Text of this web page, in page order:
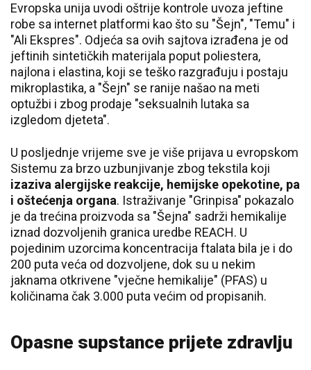
Evropska unija uvodi oštrije kontrole uvoza jeftine
robe sa internet platformi kao što su "Šejn", "Temu" i
"Ali Ekspres". Odjeća sa ovih sajtova izrađena je od
jeftinih sintetičkih materijala poput poliestera,
najlona i elastina, koji se teško razgrađuju i postaju
mikroplastika, a "Šejn" se ranije našao na meti
optužbi i zbog prodaje "seksualnih lutaka sa
izgledom djeteta".
U posljednje vrijeme sve je više prijava u evropskom
Sistemu za brzo uzbunjivanje zbog tekstila koji
izaziva alergijske reakcije, hemijske opekotine, pa
i oštećenja organa. Istraživanje "Grinpisa" pokazalo
je da trećina proizvoda sa "Šejna" sadrži hemikalije
iznad dozvoljenih granica uredbe REACH. U
pojedinim uzorcima koncentracija ftalata bila je i do
200 puta veća od dozvoljene, dok su u nekim
jaknama otkrivene "vječne hemikalije" (PFAS) u
količinama čak 3.000 puta većim od propisanih.
Opasne supstance prijete zdravlju